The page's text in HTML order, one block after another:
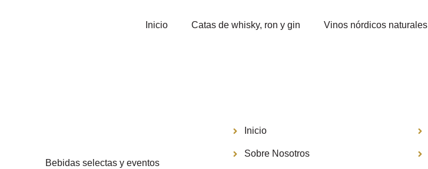
Inicio Catas de whisky, ron y gin Vinos nórdicos naturales
Bebidas selectas y eventos
Inicio
Sobre Nosotros